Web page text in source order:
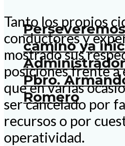
camino ya
Pbro.
Romero
Tanto los propios
conductores y
mostrado sus
posiciones frente
que en varias
ser cancelado por
recursos o por
operatividad.